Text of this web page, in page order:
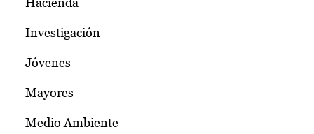
Investigación
Jóvenes
Mayores
Medio Ambiente